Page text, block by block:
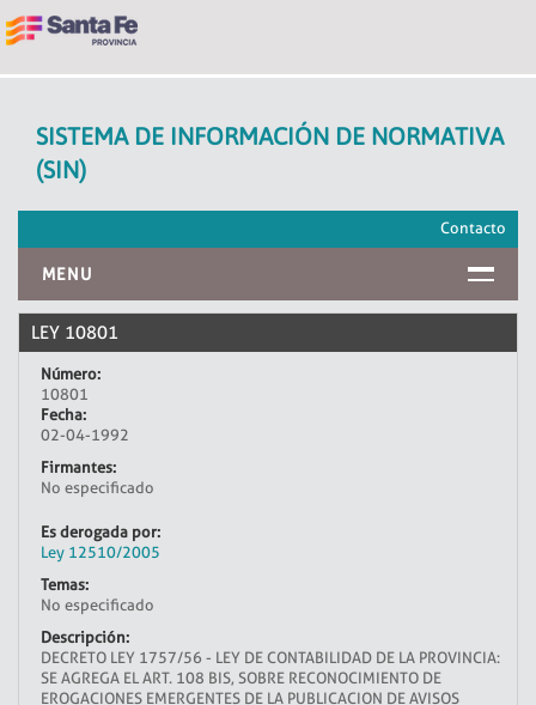
SISTEMA DE INFORMACIÓN DE NORMATIVA
(SIN)
Contacto
MENU
INICIO
LEY 10801
Número:
10801
Fecha:
02-04-1992
Firmantes:
No especificado
Es derogada por:
Ley 12510/2005
Temas:
No especificado
Descripción:
DECRETO LEY 1757/56 - LEY DE CONTABILIDAD DE LA PROVINCIA:
SE AGREGA EL ART. 108 BIS, SOBRE RECONOCIMIENTO DE
EROGACIONES EMERGENTES DE LA PUBLICACION DE AVISOS